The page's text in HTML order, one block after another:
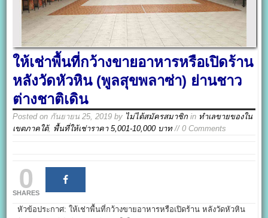
ให้เช่าพื้นที่กว้างขายอาหารหรือเปิดร้าน
หลังวัดหัวหิน (พูลสุขพลาซ่า) ย่านชาว
ต่างชาติเดิน
Posted on กันยายน 25, 2019 by ไม่ได้สมัครสมาชิก in ทำเลขายของใน
เขตภาคใต้, พื้นที่ให้เช่าราคา 5,001-10,000 บาท// 0 Comments
0
SHARES
หัวข้อประกาศ: ให้เช่าพื้นที่กว้างขายอาหารหรือเปิดร้าน หลังวัดหัวหิน